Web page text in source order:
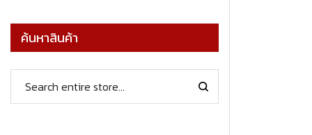
ค้นหาสินค้า